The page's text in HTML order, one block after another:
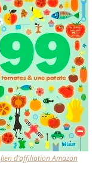
lien d’affiliation Amazon